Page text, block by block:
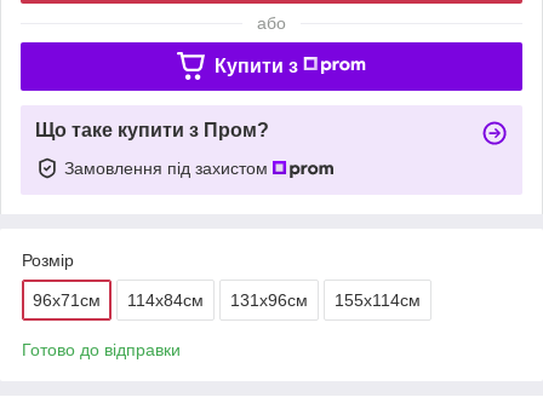
або
Купити з
Що таке купити з Пром?
Замовлення під захистом
Розмір
96x71см 114x84см 131х96см 155х114см
Готово до відправки